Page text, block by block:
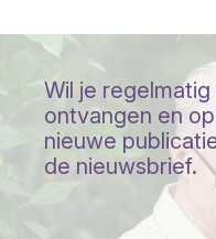
Wil je
ontvangen en
nieuwe
de nieuwsbrief.